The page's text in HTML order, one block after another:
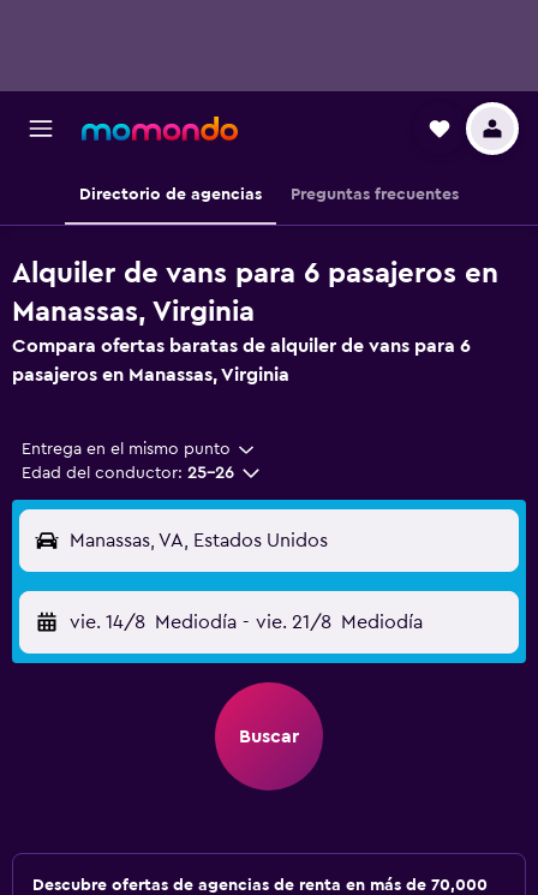
Directorio de agencias Preguntas frecuentes
Alquiler de vans para 6 pasajeros en
Manassas, Virginia
Compara ofertas baratas de alquiler de vans para 6
pasajeros en Manassas, Virginia
Entrega en el mismo punto
Edad del conductor: 25-26
Manassas, VA, Estados Unidos
vie. 14/8 Mediodía - vie. 21/8 Mediodía
Buscar
Descubre ofertas de agencias de renta en más de 70,000